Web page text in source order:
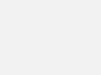
att underlätta